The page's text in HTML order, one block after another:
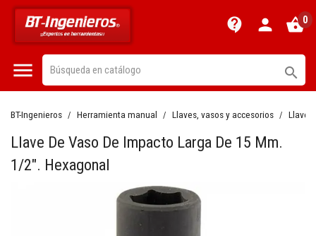
contact_support person shopping_basket0
 
BT-Ingenieros Herramienta manual Llaves, vasos y accesorios Llaves
Llave De Vaso De Impacto Larga De 15 Mm.
1/2". Hexagonal